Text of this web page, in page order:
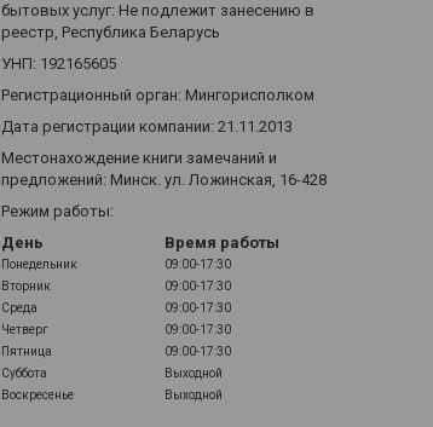
бытовых услуг: Не подлежит занесению в
реестр, Республика Беларусь
УНП: 192165605
Регистрационный орган: Мингорисполком
Дата регистрации компании: 21.11.2013
Местонахождение книги замечаний и
предложений: Минск. ул. Ложинская, 16-428
Режим работы:
День
Время работы
Понедельник
09:00-17:30
Вторник
09:00-17:30
Среда
09:00-17:30
Четверг
09:00-17:30
Пятница
09:00-17:30
Суббота
Выходной
Воскресенье
Выходной